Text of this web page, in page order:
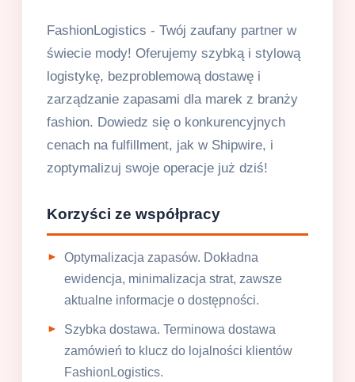
FashionLogistics - Twój zaufany partner w
świecie mody! Oferujemy szybką i stylową
logistykę, bezproblemową dostawę i
zarządzanie zapasami dla marek z branży
fashion. Dowiedz się o konkurencyjnych
cenach na fulfillment, jak w Shipwire, i
zoptymalizuj swoje operacje już dziś!
Korzyści ze współpracy
Optymalizacja zapasów. Dokładna
ewidencja, minimalizacja strat, zawsze
aktualne informacje o dostępności.
Szybka dostawa. Terminowa dostawa
zamówień to klucz do lojalności klientów
FashionLogistics.